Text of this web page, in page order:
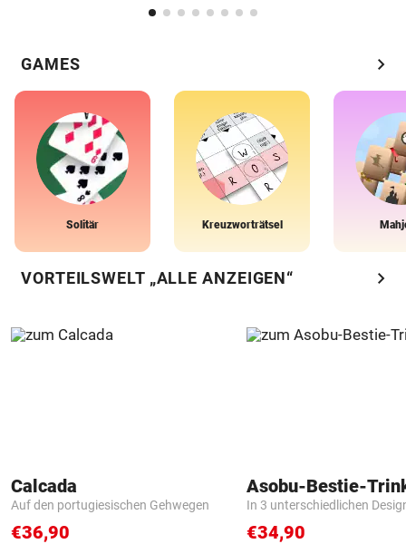
GAMES chevron_right
Solitär Kreuzworträtsel
VORTEILSWELT „ALLE ANZEIGEN“ chevron_right
Calcada
Auf den portugiesischen Gehwegen
€36,90
Asobu-Bestie-
In 3 unterschiedlichen
€34,90